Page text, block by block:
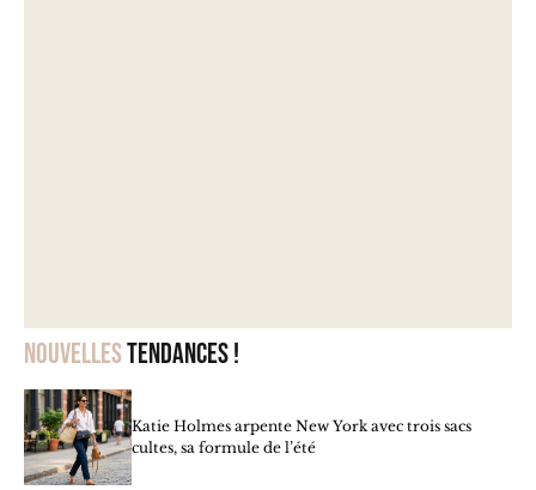
Nouvellestendances !
Katie Holmes arpente New York avec trois sacs
cultes, sa formule de l’été